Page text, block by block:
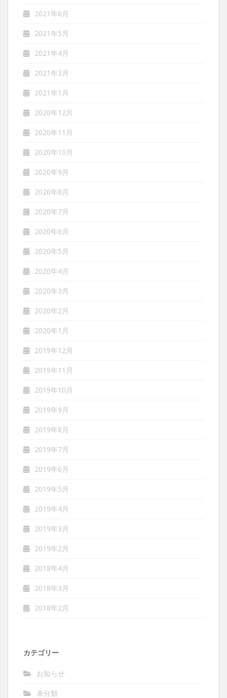
2021年6月
2021年5月
2021年4月
2021年3月
2021年1月
2020年12月
2020年11月
2020年10月
2020年9月
2020年8月
2020年7月
2020年6月
2020年5月
2020年4月
2020年3月
2020年2月
2020年1月
2019年12月
2019年11月
2019年10月
2019年9月
2019年8月
2019年7月
2019年6月
2019年5月
2019年4月
2019年3月
2019年2月
2018年4月
2018年3月
2018年2月
カテゴリー
お知らせ
未分類